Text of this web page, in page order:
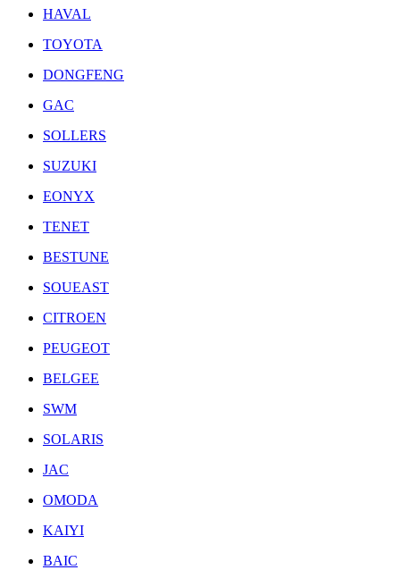
HAVAL
TOYOTA
DONGFENG
GAC
SOLLERS
SUZUKI
EONYX
TENET
BESTUNE
SOUEAST
CITROEN
PEUGEOT
BELGEE
SWM
SOLARIS
JAC
OMODA
KAIYI
BAIC